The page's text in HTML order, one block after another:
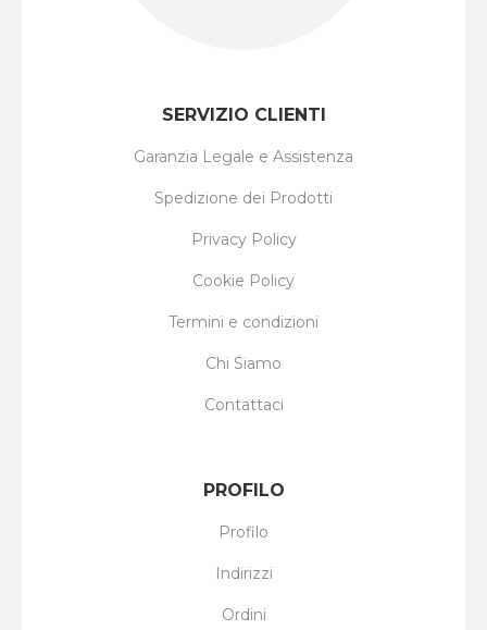
SERVIZIO CLIENTI
Garanzia Legale e Assistenza
Spedizione dei Prodotti
Privacy Policy
Cookie Policy
Termini e condizioni
Chi Siamo
Contattaci
PROFILO
Profilo
Indirizzi
Ordini